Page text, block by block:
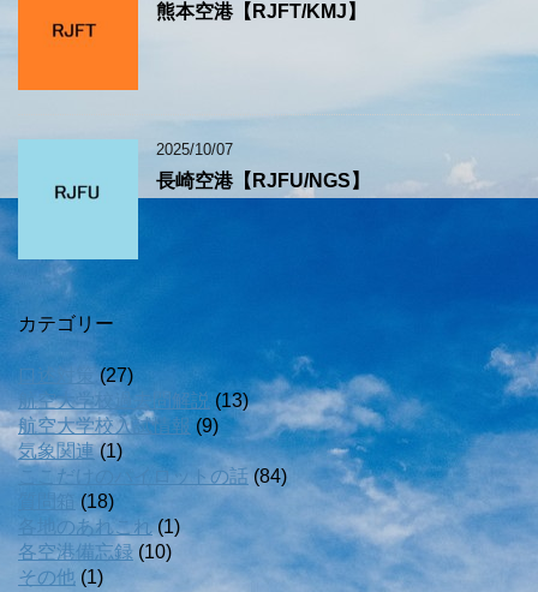
熊本空港【RJFT/KMJ】
2025/10/07
長崎空港【RJFU/NGS】
カテゴリー
口述対策
(27)
航空大学校過去問解説 (13)
航空大学校入試情報 (9)
気象関連(1)
ここだけのパイロットの話 (84)
質問箱
(18)
各地のあれこれ(1)
各空港備忘録 (10)
その他 (1)